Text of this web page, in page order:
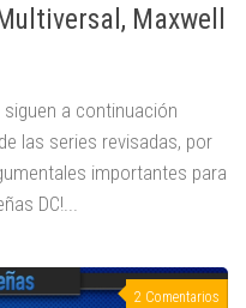
Maxwell
a continuación
las series revisadas, por
importantes para
DC!...
2 Comentarios